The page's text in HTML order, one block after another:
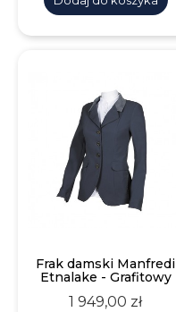
Frak damski Manfredi
Etnalake - Grafitowy
Cena
1 949,00 zł